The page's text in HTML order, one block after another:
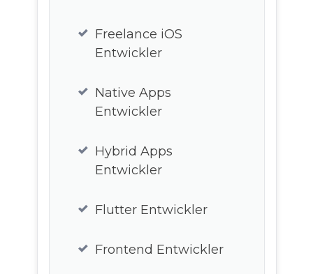
Freelance iOS
Entwickler
Native Apps
Entwickler
Hybrid Apps
Entwickler
Flutter Entwickler
Frontend Entwickler